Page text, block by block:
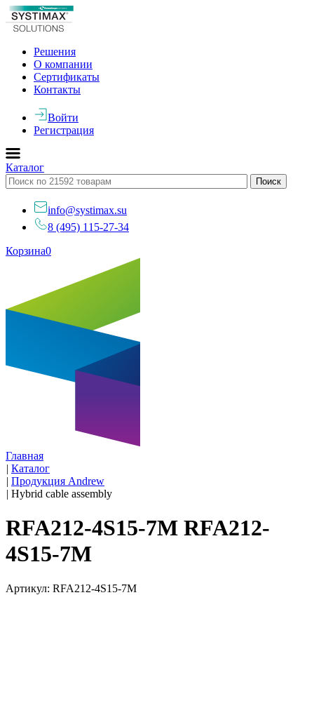
Решения
О компании
Сертификаты
Контакты
Войти
Регистрация
Каталог
info@systimax.su
8 (495) 115-27-34
Корзина0
Главная
| Каталог
| Продукция Andrew
| Hybrid cable assembly
RFA212-4S15-7M RFA212-
4S15-7M
Артикул: RFA212-4S15-7M